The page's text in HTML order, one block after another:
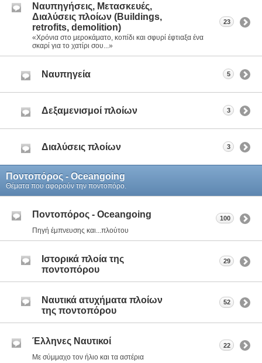
Ναυπηγήσεις, Μετασκευές,
Διαλύσεις πλοίων (Buildings,
retrofits, demolition)
«Χρόνια στο μεροκάματο, κοπίδι και σφυρί έφτιαξα ένα
σκαρί για το χατίρι σου...»
23
Ναυπηγεία 5
Δεξαμενισμοί πλοίων 3
Διαλύσεις πλοίων 3
Ποντοπόρος - Οceangoing
Θέματα που αφορούν την ποντοπόρο.
Ποντοπόρος - Οceangoing
Πηγή έμπνευσης και...πλούτου
100
Ιστορικά πλοία της
ποντοπόρου
29
Ναυτικά ατυχήματα πλοίων
της ποντοπόρου
52
Έλληνες Ναυτικοί
Με σύμμαχο τον ήλιο και τα αστέρια
22